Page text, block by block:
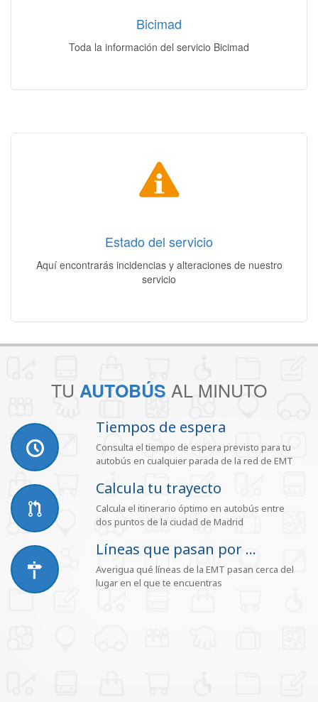
Bicimad
Toda la información del servicio Bicimad
Acceso
Estado del servicio
Aquí encontrarás incidencias y alteraciones de nuestro
servicio
Estado del servicio
Acceso
TU AUTOBÚS AL MINUTO
Tiempos de espera
Consulta el tiempo de espera previsto para tu
autobús en cualquier parada de la red de EMT
Calcula tu trayecto
Calcula el itinerario óptimo en autobús entre
dos puntos de la ciudad de Madrid
Líneas que pasan por ...
Averigua qué líneas de la EMT pasan cerca del
lugar en el que te encuentras